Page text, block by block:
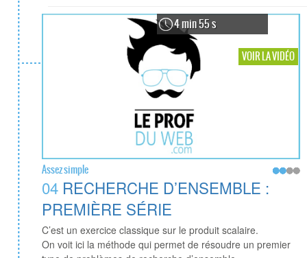
4 min 55 s
VOIR LA VIDÉO
Assez simple
04 RECHERCHE D’ENSEMBLE :
PREMIÈRE SÉRIE
C’est un exercice classique sur le produit scalaire.
On voit ici la méthode qui permet de résoudre un premier